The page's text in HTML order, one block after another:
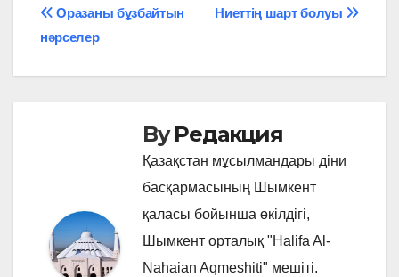
Навигация
по
Ниеттің шарт болуы
Оразаны бұзбайтын
нәрселер
ByРедакция
Қазақстан мұсылмандары діни
басқармасының Шымкент
қаласы бойынша өкілдігі,
Шымкент орталық "Halifa Al-
Nahaian Aqmeshiti" мешіті.